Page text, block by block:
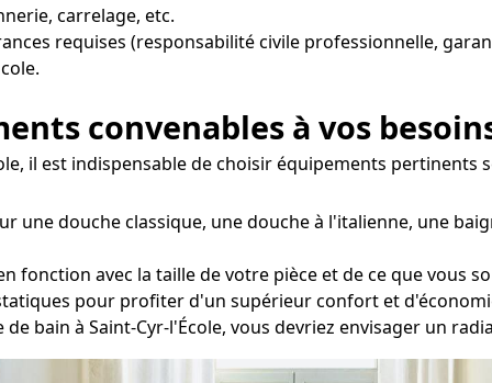
carrelage, etc.
requises (responsabilité civile professionnelle,
convenables à vos
il est indispensable de choisir équipements
une douche classique, une douche à l'italienne, une
fonction avec la taille de votre pièce et de ce que vous
pour profiter d'un supérieur confort et
bain à Saint-Cyr-l'École, vous devriez envisager un